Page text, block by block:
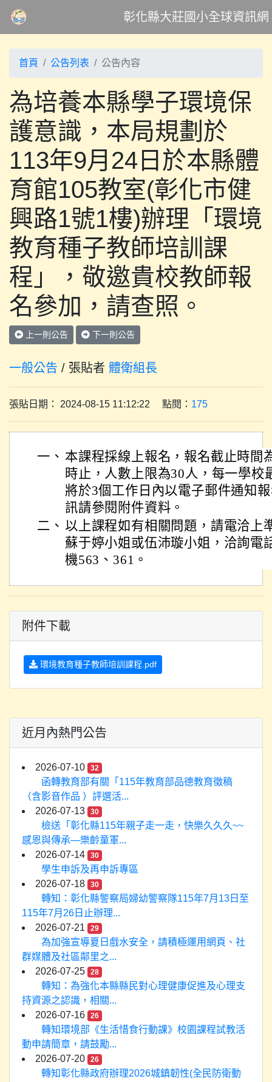
彰化縣大莊國小全球資訊網
首頁 公告列表 公告內容
為培養本縣學子環境保
護意識，本局規劃於
113年9月24日於本縣體
育館105教室(彰化市健
興路1號1樓)辦理「環境
教育種子教師培訓課
程」，敬邀貴校教師報
名參加，請查照。
上一則公告 下一則公告
一般公告 / 張貼者 體衛組長
張貼日期： 2024-08-15 11:12:22 點閱： 175
一、 本課程採線上報名，報名截止時間
時止，人數上限為30人，每一學校
將於3個工作日內以電子郵件通知
訊請參閱附件資料。
二、 以上課程如有相關問題，請電洽上
蘇于婷小姐或伍沛璇小姐，洽詢電
機563、361。
附件下載
環境教育種子教師培訓課程.pdf
近月內熱門公告
2026-07-10 32
函轉教育部有關「115年教育部品德教育徵稿
（含影音作品 ）評選活...
2026-07-13
30
檢送「彰化縣115年親子走一走，快樂久久久~~
感恩與傳承—樂齡童軍...
2026-07-14
30
學生申訴及再申訴專區
2026-07-18
30
轉知：彰化縣警察局婦幼警察隊115年7月13日至
115年7月26日止辦理...
2026-07-21
29
為加強宣導夏日戲水安全，請積極運用網頁、社
群媒體及社區鄰里之...
2026-07-25
28
轉知：為強化本縣縣民對心理健康促進及心理支
持資源之認識，相關...
2026-07-16
26
轉知環境部《生活惜食行動課》校園課程試教活
動申請簡章，請鼓勵...
2026-07-20
26
轉知彰化縣政府辦理2026城鎮韌性(全民防衛動